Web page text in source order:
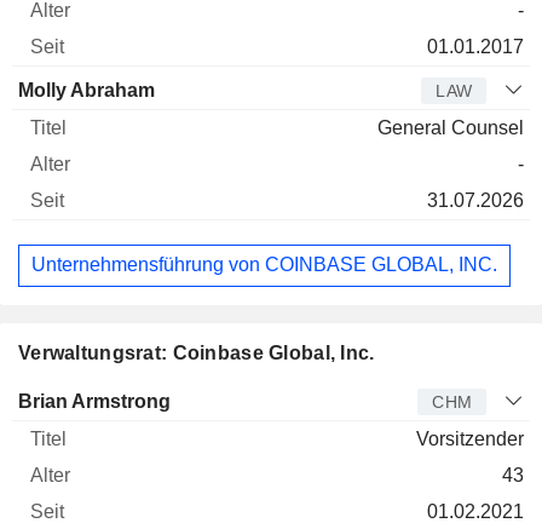
-
01.01.2017
Molly Abraham LAW
General Counsel
-
31.07.2026
Unternehmensführung von COINBASE GLOBAL, INC.
Verwaltungsrat: Coinbase Global, Inc.
Verwaltungsratsmitglied
Brian Armstrong CHM
Vorsitzender
43
01.02.2021